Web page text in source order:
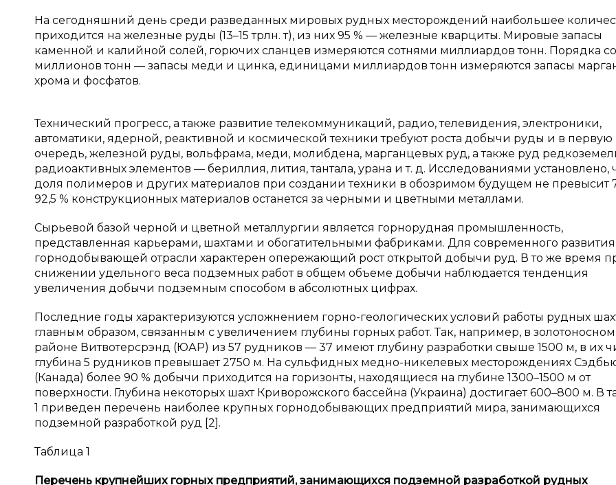
На сегодняшний день среди разведанных мировых рудных месторождений наибольшее
приходится на железные руды (13–15 трлн. т), из них 95 % — железные кварциты. Мировые запасы
каменной и калийной солей, горючих сланцев измеряются сотнями миллиардов тонн. Порядка
миллионов тонн — запасы меди и цинка, единицами миллиардов тонн измеряются запасы
хрома и фосфатов.
Технический прогресс, а также развитие телекоммуникаций, радио, телевидения, электроники,
автоматики, ядерной, реактивной и космической техники требуют роста добычи руды и в первую
очередь, железной руды, вольфрама, меди, молибдена, марганцевых руд, а также руд
радиоактивных элементов — бериллия, лития, тантала, урана и т. д. Исследованиями установлено,
доля полимеров и других материалов при создании техники в обозримом будущем не превысит
92,5 % конструкционных материалов останется за черными и цветными металлами.
Сырьевой базой черной и цветной металлургии является горнорудная промышленность,
представленная карьерами, шахтами и обогатительными фабриками. Для современного развития
горнодобывающей отрасли характерен опережающий рост открытой добычи руд. В то же время
снижении удельного веса подземных работ в общем объеме добычи наблюдается тенденция
увеличения добычи подземным способом в абсолютных цифрах.
Последние годы характеризуются усложнением горно-геологических условий работы рудных
главным образом, связанным с увеличением глубины горных работ. Так, например, в золотоносном
районе Витвотерсрэнд (ЮАР) из 57 рудников — 37 имеют глубину разработки свыше 1500 м, в их
глубина 5 рудников превышает 2750 м. На сульфидных медно-никелевых месторождениях
(Канада) более 90 % добычи приходится на горизонты, находящиеся на глубине 1300–1500 м от
поверхности. Глубина некоторых шахт Криворожского бассейна (Украина) достигает 600–800 м. В
1 приведен перечень наиболее крупных горнодобывающих предприятий мира, занимающихся
подземной разработкой руд [2].
Таблица 1
Перечень крупнейших горных предприятий, занимающихся подземной разработкой рудных